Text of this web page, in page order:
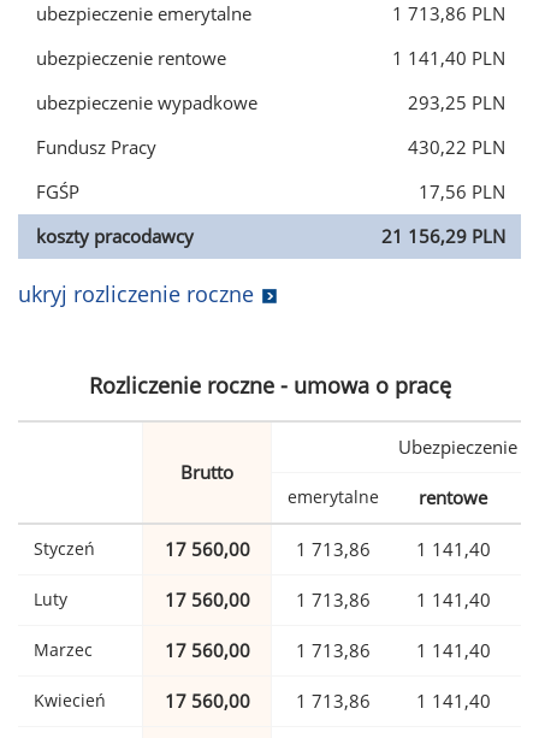
ubezpieczenie emerytalne
1 713,86 PLN
ubezpieczenie rentowe
1 141,40 PLN
ubezpieczenie wypadkowe
293,25 PLN
Fundusz Pracy
430,22 PLN
FGŚP
17,56 PLN
koszty pracodawcy
21 156,29 PLN
ukryj rozliczenie roczne
Rozliczenie roczne - umowa o pracę
Brutto
Ubezpieczenie
emerytalne rentowe
Styczeń 17 560,00 1 713,86 1 141,40
Luty 17 560,00 1 713,86 1 141,40
Marzec 17 560,00 1 713,86 1 141,40
Kwiecień 17 560,00 1 713,86 1 141,40